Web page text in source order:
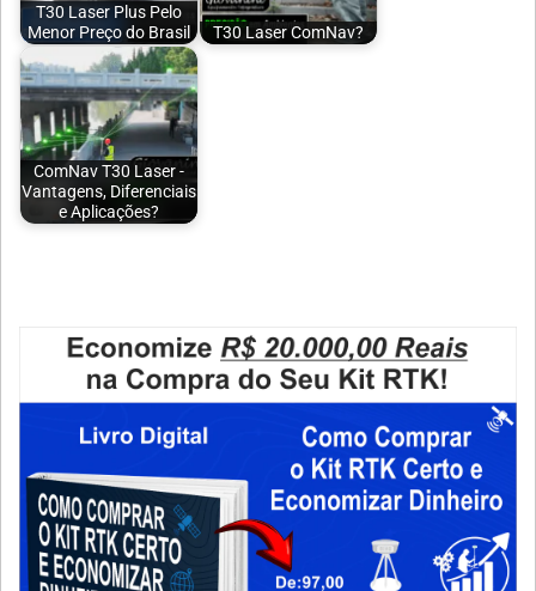
T30 Laser Plus Pelo
Menor Preço do Brasil
T30 Laser ComNav?
ComNav T30 Laser -
Vantagens, Diferenciais
e Aplicações?